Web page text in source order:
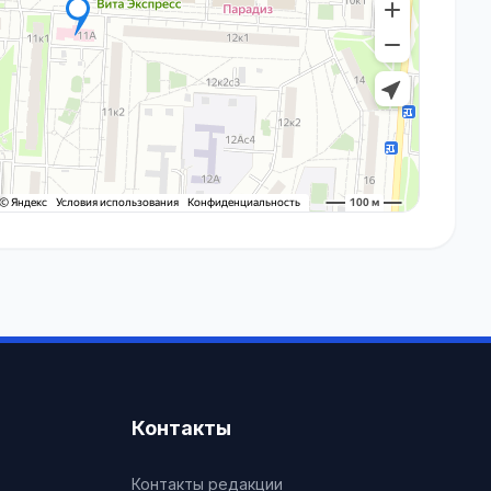
Контакты
Контакты редакции